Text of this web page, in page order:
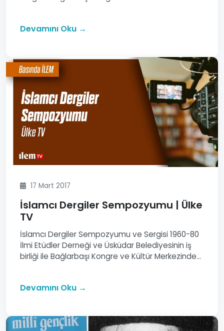
Devamını Oku →
17 Mart 2017
İslamcı Dergiler Sempozyumu | Ülke
TV
İslamcı Dergiler Sempozyumu ve Sergisi 1960-80
İlmi Etüdler Derneği ve Üsküdar Belediyesinin iş
birliği ile Bağlarbaşı Kongre ve Kültür Merkezinde...
Devamını Oku →